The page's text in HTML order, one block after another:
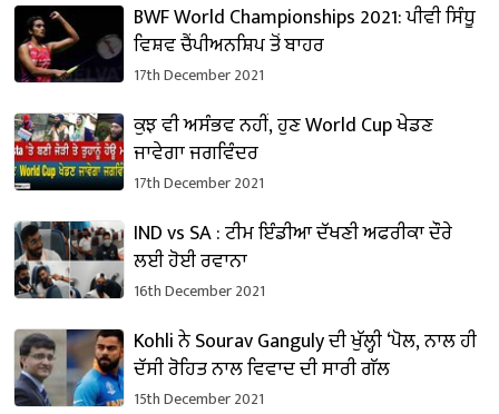
BWF World Championships 2021: ਪੀਵੀ ਸਿੰਧੂ
ਵਿਸ਼ਵ ਚੈਂਪੀਅਨਸ਼ਿਪ ਤੋਂ ਬਾਹਰ
17th December 2021
ਕੁਝ ਵੀ ਅਸੰਭਵ ਨਹੀਂ, ਹੁਣ World Cup ਖੇਡਣ
ਜਾਵੇਗਾ ਜਗਵਿੰਦਰ
17th December 2021
IND vs SA : ਟੀਮ ਇੰਡੀਆ ਦੱਖਣੀ ਅਫਰੀਕਾ ਦੌਰੇ
ਲਈ ਹੋਈ ਰਵਾਨਾ
16th December 2021
Kohli ਨੇ Sourav Ganguly ਦੀ ਖੁੱਲ੍ਹੀ ‘ਪੋਲ, ਨਾਲ ਹੀ
ਦੱਸੀ ਰੋਹਿਤ ਨਾਲ ਵਿਵਾਦ ਦੀ ਸਾਰੀ ਗੱਲ
15th December 2021